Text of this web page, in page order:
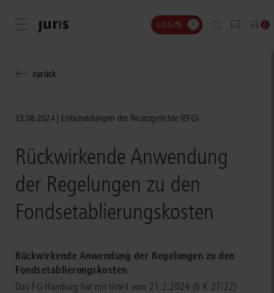
Menü öffnen LOGIN 0
zurück
23.08.2024 Entscheidungen der Finanzgerichte (EFG)
Rückwirkende Anwendung
der Regelungen zu den
Fondsetablierungskosten
Rückwirkende Anwendung der Regelungen zu den
Fondsetablierungskosten
Das FG Hamburg hat mit Urteil vom 21.2.2024 (6 K 27/22)